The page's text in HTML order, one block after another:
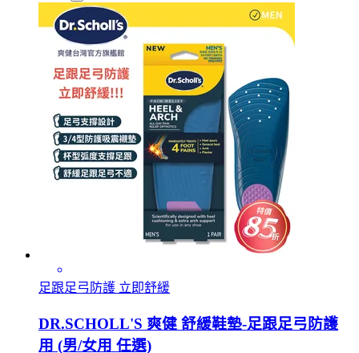
足跟足弓防護 立即舒緩
DR.SCHOLL'S 爽健 舒緩鞋墊-足跟足弓防護
用 (男/女用 任選)